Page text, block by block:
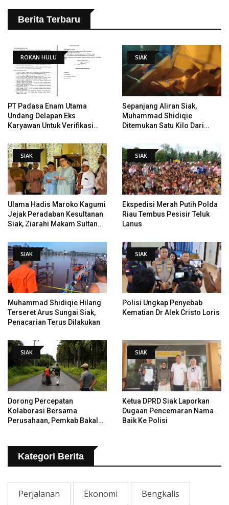
Berita Terbaru
ROKAN HULU
PT Padasa Enam Utama
Undang Delapan Eks
Karyawan Untuk Verifikasi
PHI
SIAK
Sepanjang Aliran Siak,
Muhammad Shidiqie
Ditemukan Satu Kilo Dari
SIAK
Ulama Hadis Maroko Kagumi
Jejak Peradaban Kesultanan
Siak, Ziarahi Makam Sultan
SIAK
Ekspedisi Merah Putih Polda
Riau Tembus Pesisir Teluk
Lanus
SIAK
Muhammad Shidiqie Hilang
Terseret Arus Sungai Siak,
Penacarian Terus Dilakukan
SIAK
Polisi Ungkap Penyebab
Kematian Dr Alek Cristo Loris
SIAK
Dorong Percepatan
Kolaborasi Bersama
Perusahaan, Pemkab Bakal
SIAK
Ketua DPRD Siak Laporkan
Dugaan Pencemaran Nama
Baik Ke Polisi
Kategori Berita
Perjalanan Ekonomi Bengkalis